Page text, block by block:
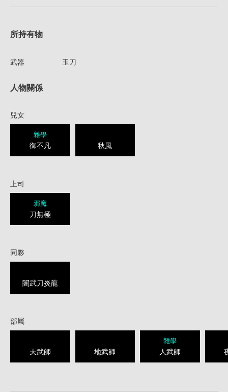
所持有物
武器 玉刀
人物關係
兒女
雜學
御不凡 秋風
上司
邪魔
刀無極
同夥
闇武刀炎龍
部屬
天武師 地武師
雜學
人武師